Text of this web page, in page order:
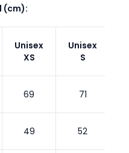
(cm):
Unisex
XS
Unisex
S
69 71
49 52